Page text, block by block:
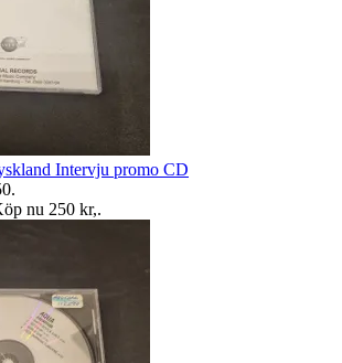
Intervju promo CD
.
nu 250 kr,.